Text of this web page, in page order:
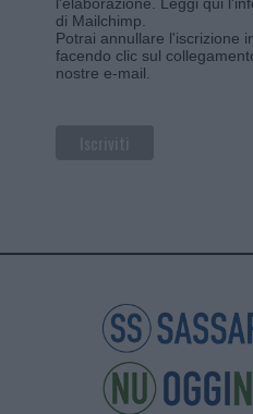
di Mailchimp
Potrai annullare l'iscrizione
facendo clic sul
nostre e-mail.